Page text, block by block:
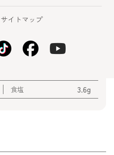
たんぱく質
食塩 3.6g
サイトマップ